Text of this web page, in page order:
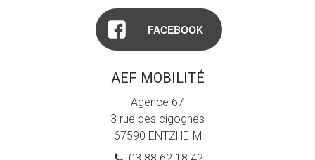
FACEBOOK
AEF MOBILITÉ
Agence 67
3 rue des cigognes
67590 ENTZHEIM